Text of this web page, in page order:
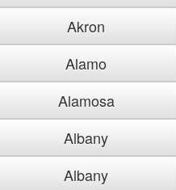
Akron
Alamo
Alamosa
Albany
Albany